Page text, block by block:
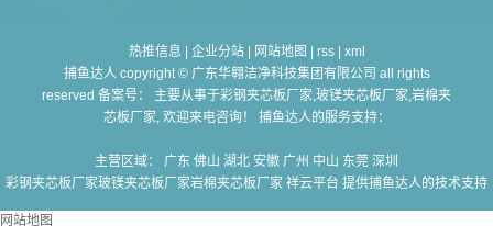
热推信息 企业分站| 网站地图 rss| xml
捕鱼达人 copyright © 广东华翱洁净科技集团有限公司 all rights
reserved 备案号： 主要从事于彩钢夹芯板厂家,玻镁夹芯板厂家,岩棉夹
芯板厂家, 欢迎来电咨询！ 捕鱼达人的服务支持：
主营区域： 广东 佛山 湖北 安徽 广州 中山 东莞 深圳
彩钢夹芯板厂家玻镁夹芯板厂家岩棉夹芯板厂家 祥云平台 提供捕鱼达人的技术支持
网站地图